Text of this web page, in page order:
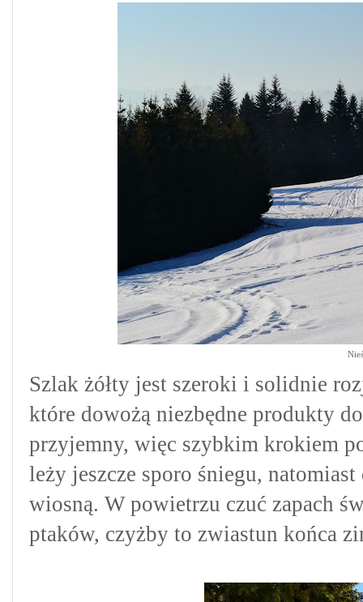
Szlak żółty jest szeroki i solidnie
które dowożą niezbędne produkty
przyjemny, więc szybkim krokiem
leży jeszcze sporo śniegu,
wiosną. W powietrzu czuć zapach
ptaków, czyżby to zwiastun końca